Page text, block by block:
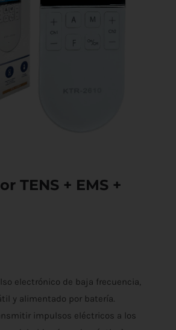
TENS + EMS +
electrónico de baja frecuencia,
y alimentado por batería.
impulsos eléctricos a los